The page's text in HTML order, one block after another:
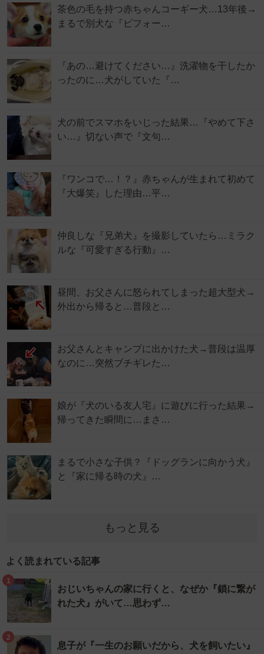
茶色の毛を持つ赤ちゃんコーギー犬…13年後→
まるで別犬な『ビフォー…
『あの…避けてください…』洗濯物を干したか
ったのに…犬がしていた『…
犬の前でスマホをいじった結果…『やめて下さ
い…』切ない声で『文句…
『ワンコで…！？』赤ちゃんが生まれて初めて
『大爆笑』した理由…平…
仲良しな『兄弟犬』を撮影していたら…ミラク
ルな『可愛すぎる行動』…
昼間、お父さんに怒られてしまった超大型犬→
外出から帰ると…普段と…
お父さんとキャンプに出かけた犬→普段は温厚
なのに…突然ブチギレた…
娘が『犬のいる友人宅』に遊びに行った結果→
帰ってきた瞬間に…まさ…
まるで小さな子供？『ドッグランに向かう犬』
と『家に帰る時の犬』…
もっと見る
よく読まれている記事
1
おじいちゃんの家に行くと、なぜか『鎖に繋が
れた犬』がいて…思わず…
2
息子が『一生のお願いだから、犬を飼いたい』